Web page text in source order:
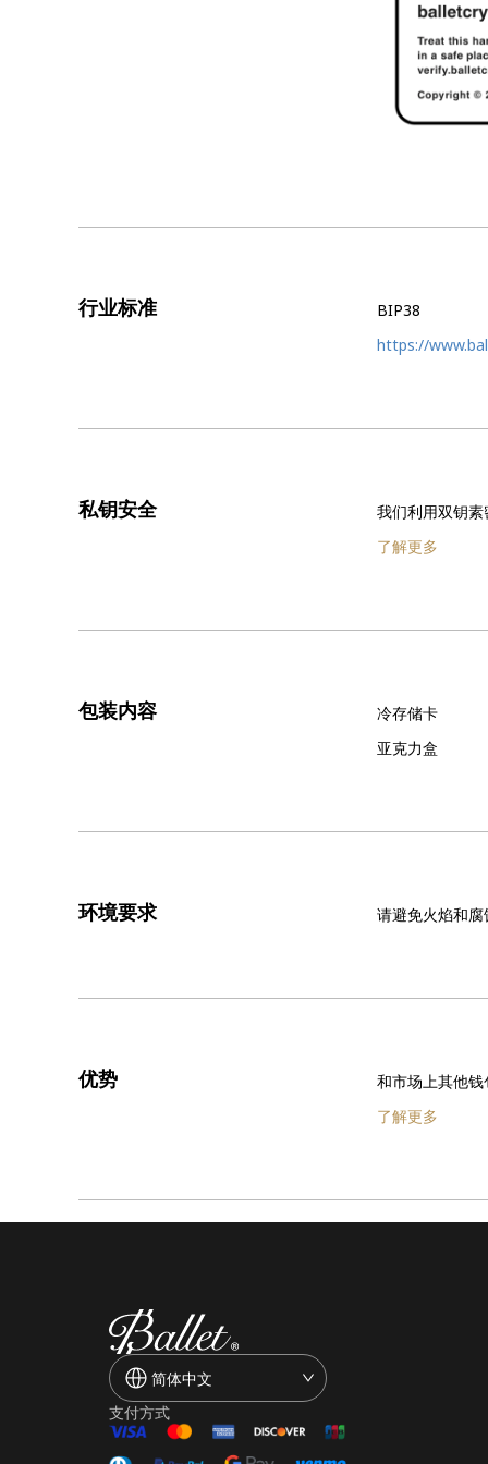
行业标准
BIP38
https://
私钥安全
我们利用双钥
了解更多
包装内容
冷存储卡
亚克力盒
环境要求 请避免火焰和
优势
和市场上其他
了解更多
简体中文
支付方式